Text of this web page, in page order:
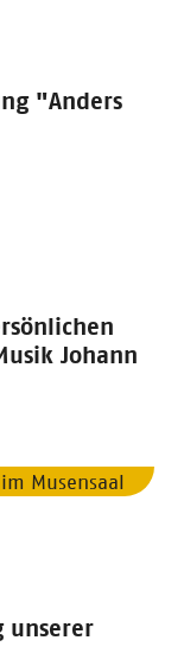
"Anders
Johann
Musensaal
unserer